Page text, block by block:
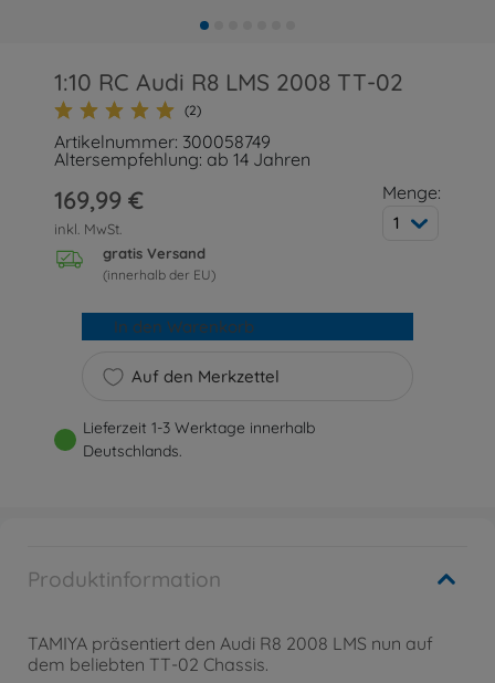
1:10 RC Audi R8 LMS 2008 TT-02
(2)
Artikelnummer: 300058749
Altersempfehlung: ab 14 Jahren
169,99 €
inkl. MwSt.
gratis Versand
(innerhalb der EU)
Menge:
1
Auf den Merkzettel
In den Warenkorb
Lieferzeit 1-3 Werktage innerhalb
Deutschlands.
Produktinformation
TAMIYA präsentiert den Audi R8 2008 LMS nun auf
dem beliebten TT-02 Chassis.